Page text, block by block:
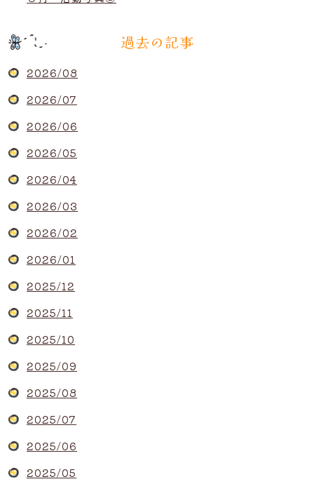
過去の記事
2026/08
2026/07
2026/06
2026/05
2026/04
2026/03
2026/02
2026/01
2025/12
2025/11
2025/10
2025/09
2025/08
2025/07
2025/06
2025/05